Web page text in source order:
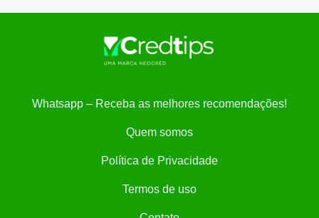
Whatsapp – Receba as melhores recomendações!
Quem somos
Política de Privacidade
Termos de uso